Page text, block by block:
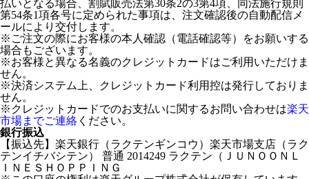
払いとなる場合、割賦販売法第30条2の3第4項、同法施行規則
第54条1項各号に定められた事項は、注文確認後の自動配信メ
ールにより交付します。
※ご注文の際にお客様の本人確認（電話確認等）をお願いする
場合もございます。
※お客様と異なる名義のクレジットカードはご利用いただけま
せん。
※決済システム上、クレジットカード利用控は発行しておりま
せん。
※クレジットカードでのお支払いに関するお問い合わせは楽天
市場までご連絡 ください。
銀行振込
【振込先】楽天銀行（ラクテンギンコウ）楽天市場支店（ラク
テンイチバシテン） 普通 2014249 ラクテン（ＪＵＮＯＯＮＬ
ＩＮＥＳＨＯＰＰＩＮＧ